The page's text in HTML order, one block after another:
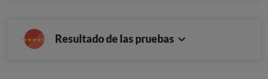
Resultado de las pruebas